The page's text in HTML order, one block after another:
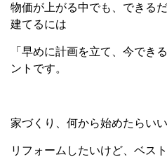
物価が上がる中でも、できる
建てるには
「早めに計画を立て、今でき
ントです。
家づくり、何から始めたらい
リフォームしたいけど、ベス